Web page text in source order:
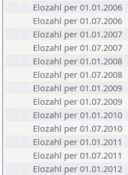
Elozahl per 01.01.2006
Elozahl per 01.07.2006
Elozahl per 01.01.2007
Elozahl per 01.07.2007
Elozahl per 01.01.2008
Elozahl per 01.07.2008
Elozahl per 01.01.2009
Elozahl per 01.07.2009
Elozahl per 01.01.2010
Elozahl per 01.07.2010
Elozahl per 01.01.2011
Elozahl per 01.07.2011
Elozahl per 01.01.2012